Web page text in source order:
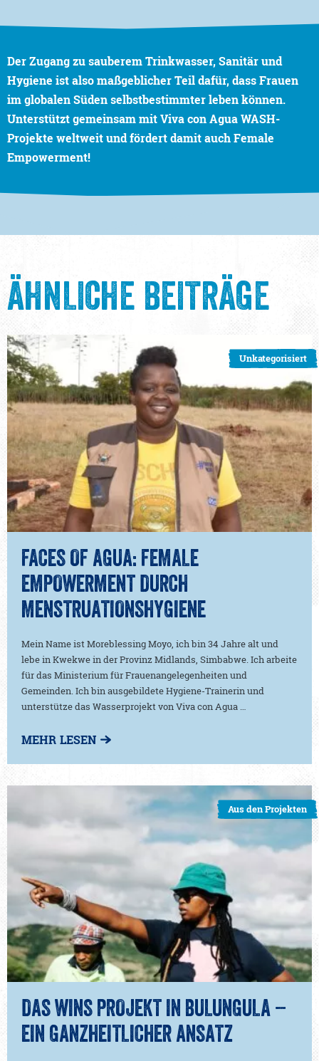
Der Zugang zu sauberem Trinkwasser, Sanitär und
Hygiene ist also maßgeblicher Teil dafür, dass Frauen
im globalen Süden selbstbestimmter leben können.
Unterstützt gemeinsam mit Viva con AguaWASH-
Projekte weltweit und fördert damit auch Female
Empowerment!
ÄHNLICHE BEITRÄGE
Unkategorisiert
FACES OF AGUA: FEMALE
EMPOWERMENT DURCH
MENSTRUATIONSHYGIENE
Mein Name ist Moreblessing Moyo, ich bin 34 Jahre alt und
lebe in Kwekwe in der Provinz Midlands, Simbabwe. Ich arbeite
für das Ministerium für Frauenangelegenheiten und
Gemeinden. Ich bin ausgebildete Hygiene-Trainerin und
unterstütze das Wasserprojekt von Viva con Agua …
MEHR LESEN
Aus den Projekten
DAS WINS PROJEKT IN BULUNGULA –
EIN GANZHEITLICHER ANSATZ